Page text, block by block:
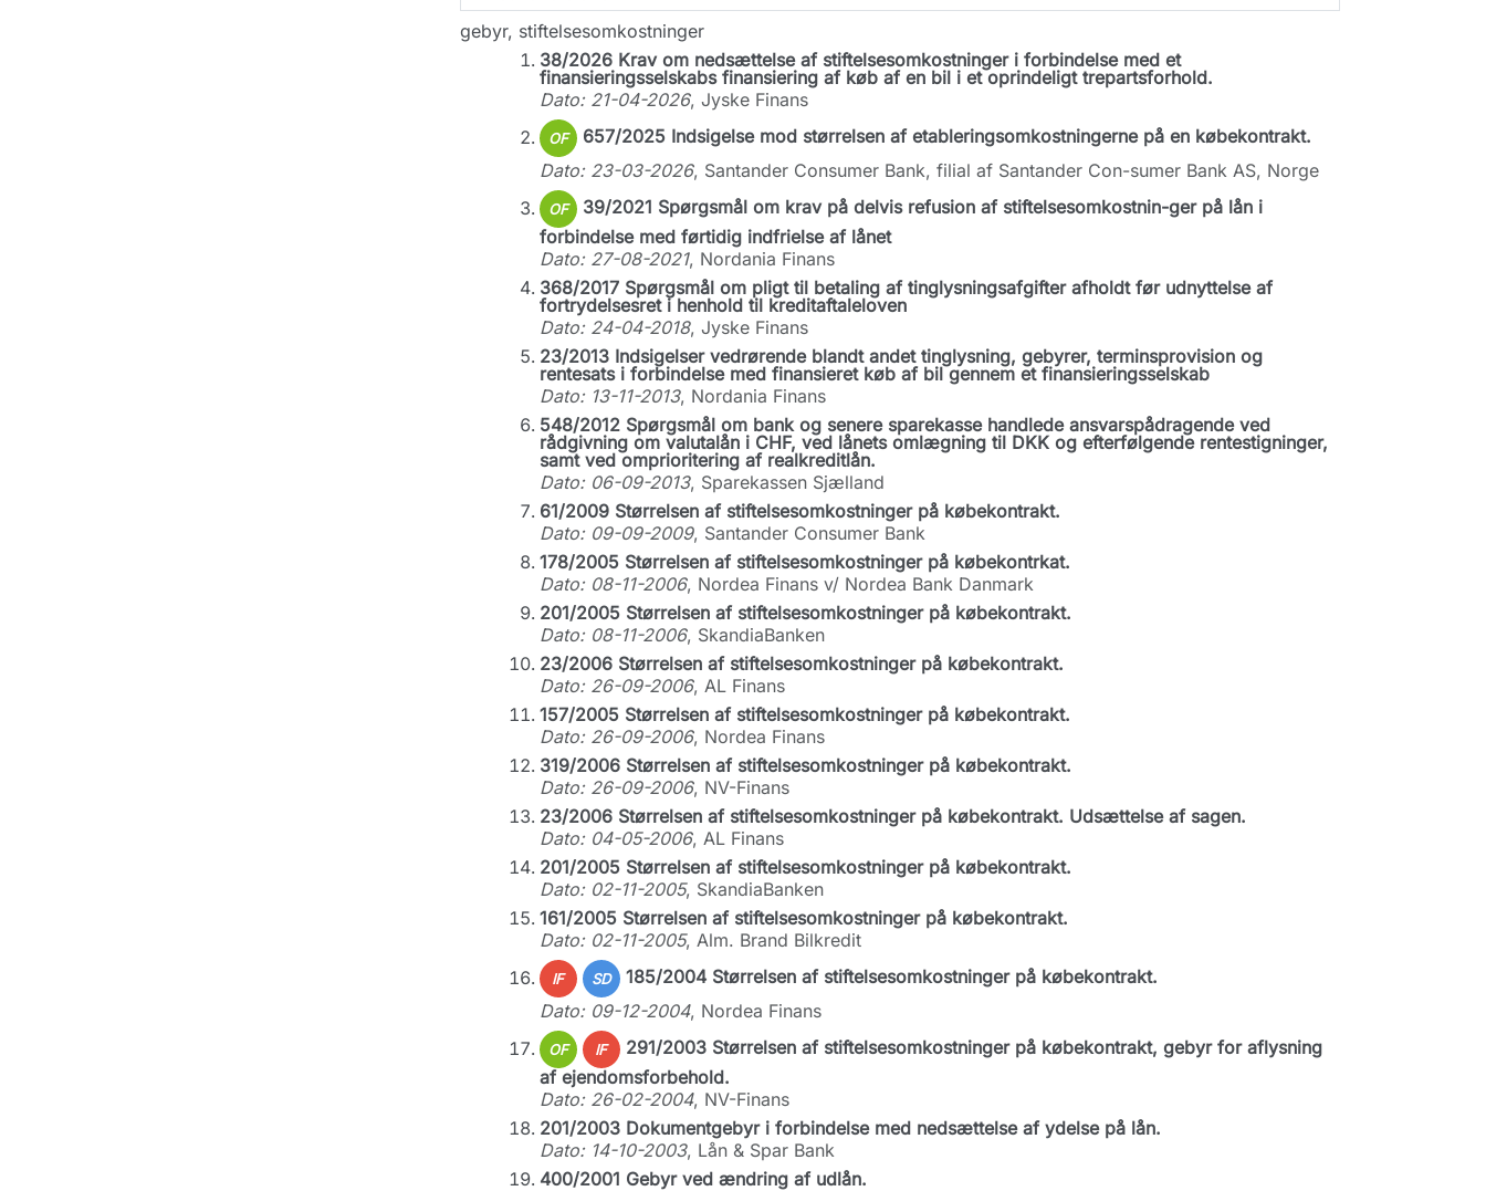
gebyr, stiftelsesomkostninger
38/2026 Krav om nedsættelse af stiftelsesomkostninger i forbindelse med et
finansieringsselskabs finansiering af køb af en bil i et oprindeligt trepartsforhold.
Dato: 21-04-2026, Jyske Finans
OF
657/2025 Indsigelse mod størrelsen af etableringsomkostningerne på en købekontrakt.
Dato: 23-03-2026, Santander Consumer Bank, filial af Santander Con-sumer Bank AS, Norge
OF
39/2021 Spørgsmål om krav på delvis refusion af stiftelsesomkostnin-ger på lån i
forbindelse med førtidig indfrielse af lånet
Dato: 27-08-2021, Nordania Finans
368/2017 Spørgsmål om pligt til betaling af tinglysningsafgifter afholdt før udnyttelse af
fortrydelsesret i henhold til kreditaftaleloven
Dato: 24-04-2018, Jyske Finans
23/2013 Indsigelser vedrørende blandt andet tinglysning, gebyrer, terminsprovision og
rentesats i forbindelse med finansieret køb af bil gennem et finansieringsselskab
Dato: 13-11-2013, Nordania Finans
548/2012 Spørgsmål om bank og senere sparekasse handlede ansvarspådragende ved
rådgivning om valutalån i CHF, ved lånets omlægning til DKK og efterfølgende rentestigninger,
samt ved omprioritering af realkreditlån.
Dato: 06-09-2013, Sparekassen Sjælland
61/2009 Størrelsen af stiftelsesomkostninger på købekontrakt.
Dato: 09-09-2009, Santander Consumer Bank
178/2005 Størrelsen af stiftelsesomkostninger på købekontrkat.
Dato: 08-11-2006, Nordea Finans v/ Nordea Bank Danmark
201/2005 Størrelsen af stiftelsesomkostninger på købekontrakt.
Dato: 08-11-2006, SkandiaBanken
23/2006 Størrelsen af stiftelsesomkostninger på købekontrakt.
Dato: 26-09-2006, AL Finans
157/2005 Størrelsen af stiftelsesomkostninger på købekontrakt.
Dato: 26-09-2006, Nordea Finans
319/2006 Størrelsen af stiftelsesomkostninger på købekontrakt.
Dato: 26-09-2006, NV-Finans
23/2006 Størrelsen af stiftelsesomkostninger på købekontrakt. Udsættelse af sagen.
Dato: 04-05-2006, AL Finans
201/2005 Størrelsen af stiftelsesomkostninger på købekontrakt.
Dato: 02-11-2005, SkandiaBanken
161/2005 Størrelsen af stiftelsesomkostninger på købekontrakt.
Dato: 02-11-2005, Alm. Brand Bilkredit
IF SD
185/2004 Størrelsen af stiftelsesomkostninger på købekontrakt.
Dato: 09-12-2004, Nordea Finans
OF IF
291/2003 Størrelsen af stiftelsesomkostninger på købekontrakt, gebyr for aflysning
af ejendomsforbehold.
Dato: 26-02-2004, NV-Finans
201/2003 Dokumentgebyr i forbindelse med nedsættelse af ydelse på lån.
Dato: 14-10-2003, Lån & Spar Bank
400/2001 Gebyr ved ændring af udlån.